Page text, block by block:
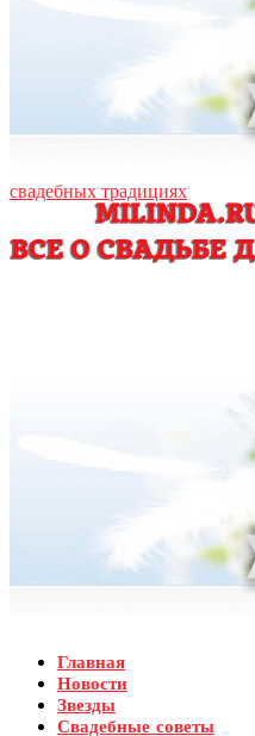
свадебных традициях
Главная
Новости
Звезды
Свадебные советы